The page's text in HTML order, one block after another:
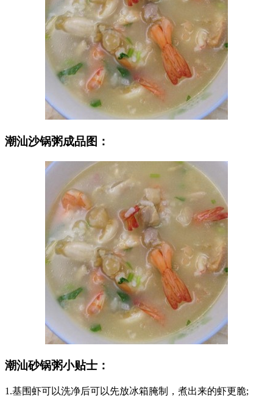
潮汕沙锅粥成品图：
潮汕砂锅粥小贴士：
1.基围虾可以洗净后可以先放冰箱腌制，煮出来的虾更脆;